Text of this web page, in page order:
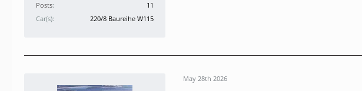
Posts
11
Car(s)
220/8 Baureihe W115
May 28th 2026